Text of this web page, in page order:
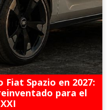
Spazio en 2027:
para el